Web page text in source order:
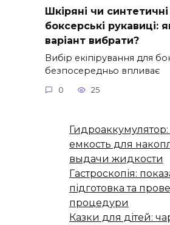
Шкіряні чи синтетичні
боксерські рукавиці:
варіант вибрати?
Вибір екіпірування для
безпосередньо впливає
0 25
емкость для
выдачи жидкости
Гастроскопія:
підготовка та
процедури
Казки для дітей: